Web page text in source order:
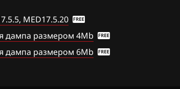
2.0 TFSI (CCZA,
MED17.5.20
дампа размером 4Mb
дампа размером 6Mb